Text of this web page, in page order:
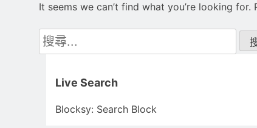
It seems we can’t find what you’re looking for.
搜
尋
Live Search
Blocksy: Search Block